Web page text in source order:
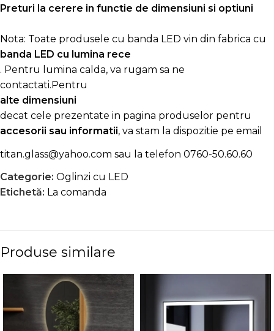
Preturi la cerere in functie de dimensiuni si optiuni
Nota: Toate produsele cu banda LED vin din fabrica cu
banda LED cu lumina rece
. Pentru lumina calda, va rugam sa ne
contactati.Pentru
alte dimensiuni
decat cele prezentate in pagina produselor pentru
accesorii sau informatii, va stam la dispozitie pe email
titan.glass@yahoo.com sau la telefon 0760-50.60.60
Categorie: Oglinzi cu LED
Etichetă: La comanda
Produse similare